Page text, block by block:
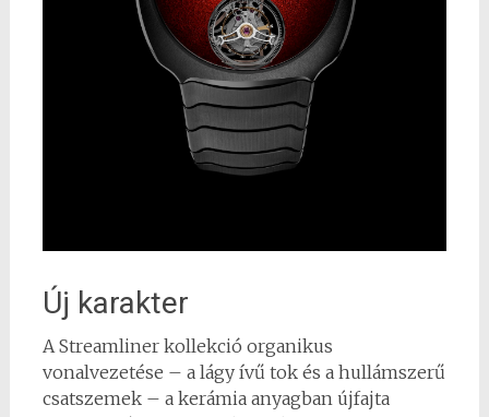
Új karakter
A Streamliner kollekció organikus
vonalvezetése – a lágy ívű tok és a hullámszerű
csatszemek – a kerámia anyagban újfajta